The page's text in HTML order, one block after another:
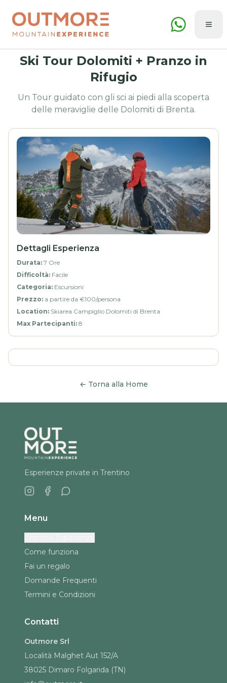
Estate Inverno
🇮🇹 ITA
Ski Tour Dolomiti + Pranzo in
Rifugio
Un Tour guidato con gli sci ai piedi alla scoperta
delle meraviglie delle Dolomiti di Brenta.
Dettagli Esperienza
Durata: 7 Ore
Difficoltà: Facile
Categoria: Escursioni
Prezzo: a partire da €100/persona
Location: Skiarea Campiglio Dolomiti di Brenta
Max Partecipanti: 8
← Torna alla Home
Esperienze private in Trentino
Menu
Come funziona
Fai un regalo
Domande Frequenti
Termini e Condizioni
Contatti
Outmore Srl
Località Malghet Aut 152/A
38025 Dimaro Folgarida (TN)